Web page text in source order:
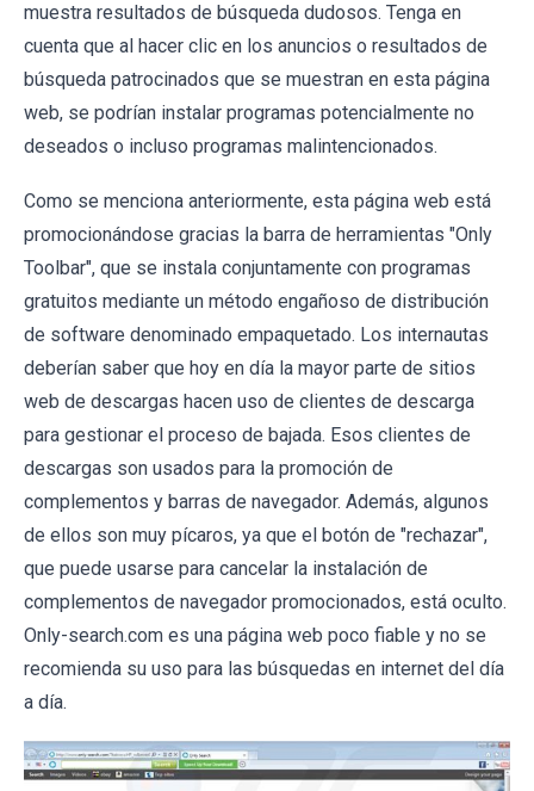
muestra resultados de búsqueda dudosos. Tenga en
cuenta que al hacer clic en los anuncios o resultados de
búsqueda patrocinados que se muestran en esta página
web, se podrían instalar programas potencialmente no
deseados o incluso programas malintencionados.
Como se menciona anteriormente, esta página web está
promocionándose gracias la barra de herramientas "Only
Toolbar", que se instala conjuntamente con programas
gratuitos mediante un método engañoso de distribución
de software denominado empaquetado. Los internautas
deberían saber que hoy en día la mayor parte de sitios
web de descargas hacen uso de clientes de descarga
para gestionar el proceso de bajada. Esos clientes de
descargas son usados para la promoción de
complementos y barras de navegador. Además, algunos
de ellos son muy pícaros, ya que el botón de "rechazar",
que puede usarse para cancelar la instalación de
complementos de navegador promocionados, está oculto.
Only-search.com es una página web poco fiable y no se
recomienda su uso para las búsquedas en internet del día
a día.